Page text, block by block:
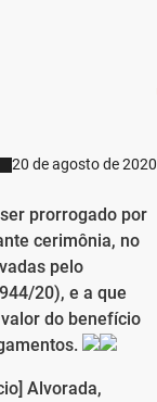
20 de agosto de 2020
prorrogado por
cerimônia, no
pelo
20), e a que
do benefício
Alvorada,